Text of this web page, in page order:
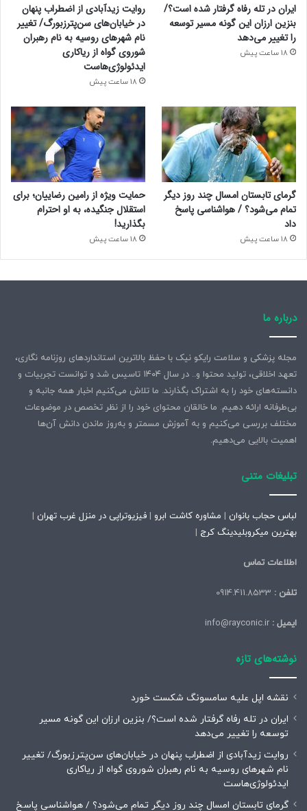
ایران در تله رفاه گرفتار شده است؟/
بنزین ارزان این گونه مسیر توسعه
را تغییر می‌دهد
18 ساعت پیش
روایت زیدآبادی از اضطراب پنهان
در خیابان‌های سن‌پترزبورگ/ تغییر
نام شهرهای روسیه به نام رهبران
شوروی گواه از ریاکاری
ایدئولوژی‌هاست
18 ساعت پیش
گرمای تابستان امسال چند روز دیگر
تمام می‌شود؟ / هواشناسی پاسخ
داد
18 ساعت پیش
حمایت ویژه از رامین رضاییان؛ برای
استقلال جنگیده، به او احترام
بگذارید!
18 ساعت پیش
درباره ما
مجله پزشکی و سلامت رایکو نیک با حفظ بالاترین استانداردهای روزنامه نگاری،
تعهد اخلاقی، تولید محتوا و.. در سال ۱۴۰۴ تاسیس شد و توانست تجربیات و
دانسته‌های خود را به اشتراک بگذارند. ما تلاش می‌کنیم اخبار همه جانبه و
بی‌طرفانه ارائه دهیم. ما خالقان محتوای خود را از نظر تخصص در موضوعات
مختلف بررسی می‌کنیم و به آموزش مسمتر و به‌روز ماندن دانش آن‌ها
اهمیت بالایی می‌دهیم.
تبلیغات متنی
لباس حجاب بانوان | مشاوره کاشت ابرو | فیزیوتراپی در منزل غرب تهران |
بهترین میکروبلیدینگ کرج |
اطلاعات تماس
تلفن :
ایمیل :
نوشته‌های تازه
نقشه اپل علیه سامسونگ شکست خورد
ایران در تله رفاه گرفتار شده است؟/ بنزین ارزان این گونه مسیر
توسعه را تغییر می‌دهد
روایت زیدآبادی از اضطراب پنهان در خیابان‌های سن‌پترزبورگ/ تغییر
نام شهرهای روسیه به نام رهبران شوروی گواه از ریاکاری
ایدئولوژی‌هاست
گرمای تابستان امسال چند روز دیگر تمام می‌شود؟ / هواشناسی پاسخ